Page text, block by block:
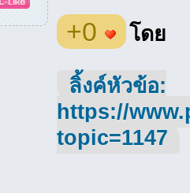
+0 โดย
ลิ้งค์หัวข้อ:
https://
topic=1147